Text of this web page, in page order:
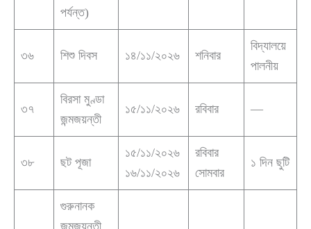
পর্যন্ত)
৩৬ শিশু দিবস ১৪/১১/২০২৬ শনিবার
বিদ্যালয়ে
পালনীয়
৩৭
বিরসা মুণ্ডা
জন্মজয়ন্তী
১৫/১১/২০২৬ রবিবার —
৩৮ ছট পূজা
১৫/১১/২০২৬
১৬/১১/২০২৬
রবিবার
সোমবার
১ দিন ছুটি
গুরুনানক
জন্মজয়ন্তী